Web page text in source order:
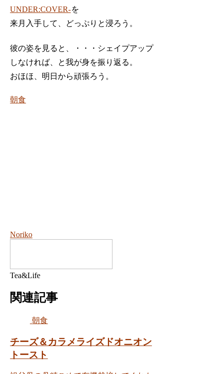
UNDER:COVER-を
来月入手して、どっぷりと浸ろう。
彼の姿を見ると、・・・シェイプアップ
しなければ、と我が身を振り返る。
おほほ、明日から頑張ろう。
朝食
Noriko
Tea&Life
関連記事
朝食
チーズ＆カラメライズドオニオン
トースト